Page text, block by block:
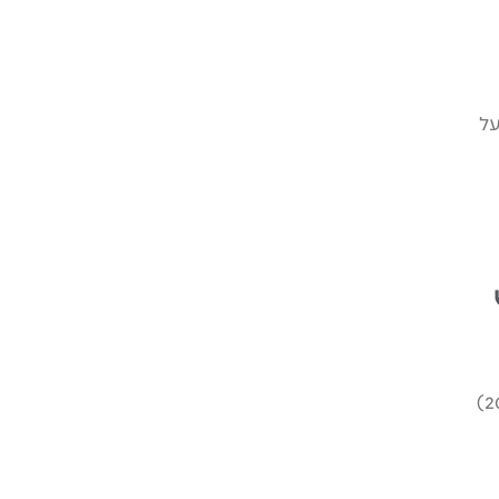
על
צוות אמבולנס של איחוד הצלה העניקו בזירה סיוע ראשוני לנהגת רכב (כבת 20)